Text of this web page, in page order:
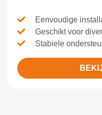
Eenvoudige
Geschikt voor
Stabiele